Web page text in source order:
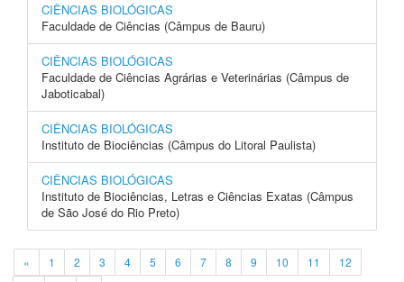
CIÊNCIAS BIOLÓGICAS
Faculdade de Ciências (Câmpus de Bauru)
CIÊNCIAS BIOLÓGICAS
Faculdade de Ciências Agrárias e Veterinárias (Câmpus de
Jaboticabal)
CIÊNCIAS BIOLÓGICAS
Instituto de Biociências (Câmpus do Litoral Paulista)
CIÊNCIAS BIOLÓGICAS
Instituto de Biociências, Letras e Ciências Exatas (Câmpus
de São José do Rio Preto)
« 1 2 3 4 5 6 7 8 9 10 11
12